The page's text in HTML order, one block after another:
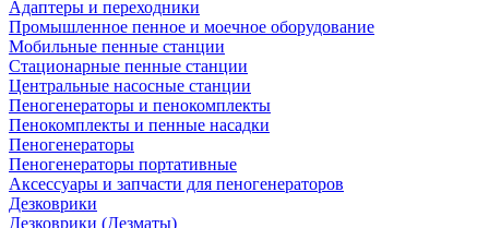
Адаптеры и переходники
Промышленное пенное и моечное оборудование
Мобильные пенные станции
Стационарные пенные станции
Центральные насосные станции
Пеногенераторы и пенокомплекты
Пенокомплекты и пенные насадки
Пеногенераторы
Пеногенераторы портативные
Аксессуары и запчасти для пеногенераторов
Дезковрики
Дезковрики (Дезматы)